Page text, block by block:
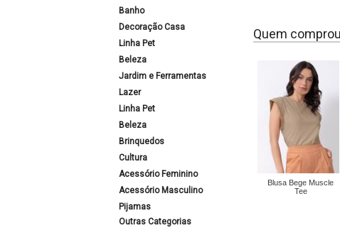
Banho
Decoração Casa
Linha Pet
Beleza
Jardim e Ferramentas
Lazer
Linha Pet
Beleza
Brinquedos
Cultura
Acessório Feminino
Acessório Masculino
Pijamas
Outras Categorias
Quem
Blusa Bege Muscle
Tee